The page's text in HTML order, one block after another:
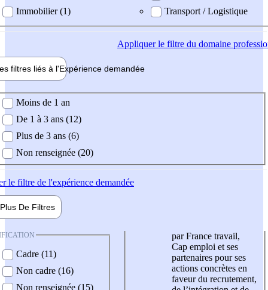
Immobilier (1)
Transport / Logistique
Appliquerle filtre du domaine
filtres liés à l'Expérience demandée
demandée
Moins de 1 an
De 1 à 3 ans (12)
Plus de 3 ans (6)
Non renseignée (20)
le filtre de l'expérience demandée
Plus De Filtres
Cadre (11)
Non cadre (16)
Non renseignée (15)
par France travail,
Cap emploi et ses
partenaires pour ses
actions concrètes en
faveur du recrutement,